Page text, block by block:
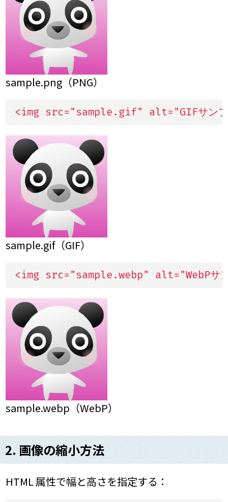
sample.png（PNG）
<img src="sample.gif" alt="GIFサン
sample.gif（GIF）
<img src="sample.webp" alt="WebPサ
sample.webp（WebP）
2. 画像の縮小方法
HTML 属性で幅と高さを指定する：